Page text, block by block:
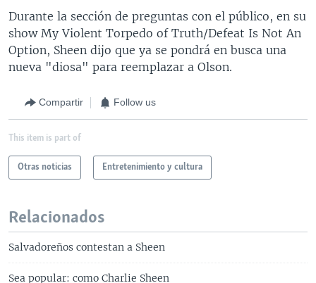
Durante la sección de preguntas con el público, en su
show My Violent Torpedo of Truth/Defeat Is Not An
Option, Sheen dijo que ya se pondrá en busca una
nueva "diosa" para reemplazar a Olson.
Compartir Follow us
This item is part of
Otras noticias Entretenimiento y cultura
Relacionados
Salvadoreños contestan a Sheen
Sea popular: como Charlie Sheen